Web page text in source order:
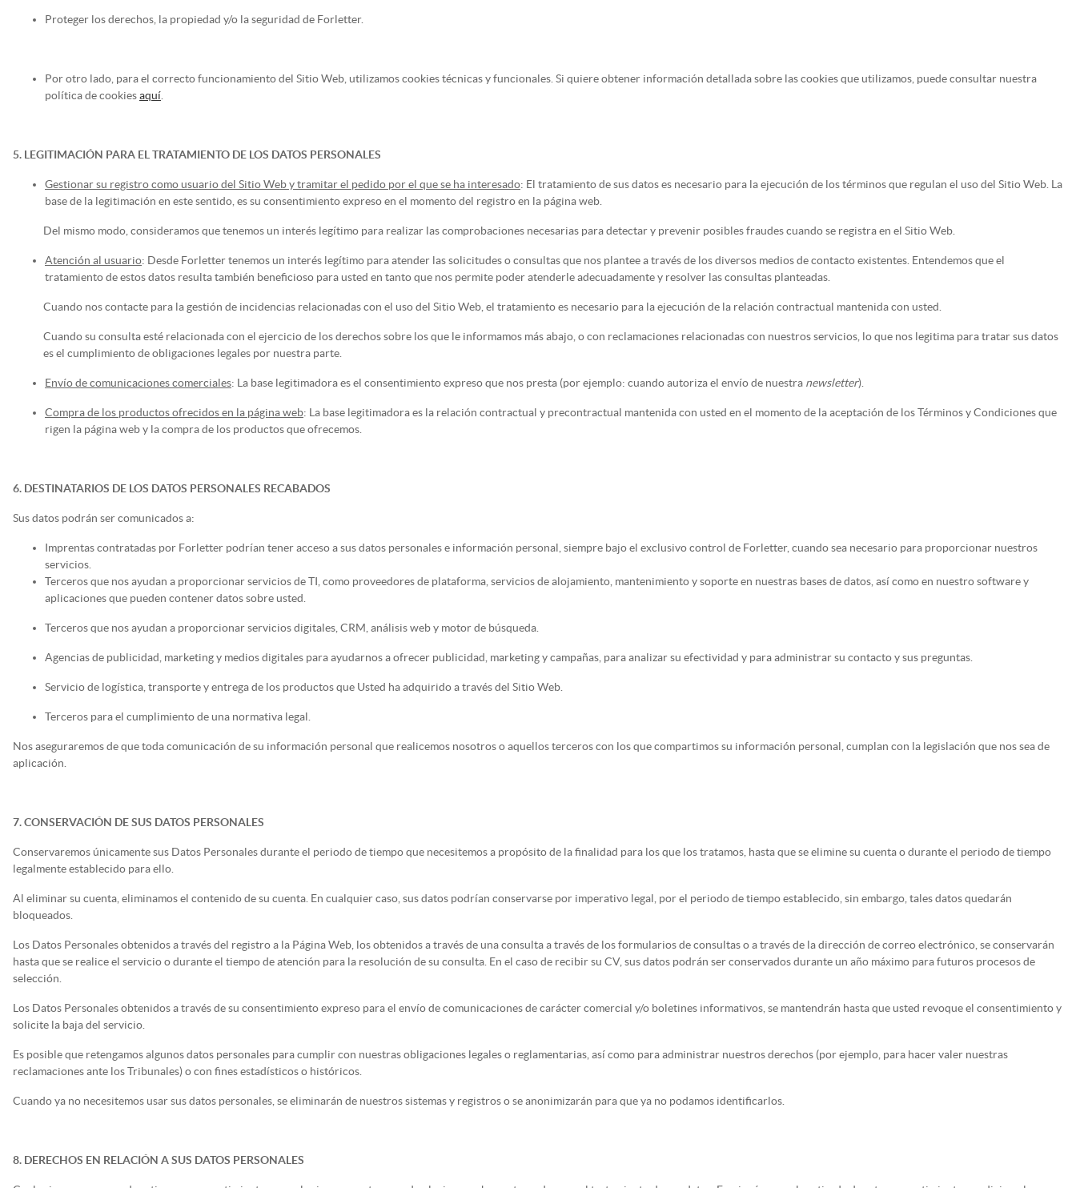
Proteger los derechos, la propiedad y/o la seguridad de Forletter.
Por otro lado, para el correcto funcionamiento del Sitio Web, utilizamos cookies técnicas y funcionales. Si quiere obtener información detallada sobre las cookies que utilizamos, puede consultar nuestra
política de cookiesaquí
5. LEGITIMACIÓN PARA EL TRATAMIENTO DE LOS DATOS PERSONALES
Gestionar su registro como usuario del Sitio Web y tramitar el pedido por el que se ha interesado: El tratamiento de sus datos es necesario para la ejecución de los términos que regulan el uso del Sitio Web. La
base de la legitimación en este sentido, es su consentimiento expreso en el momento del registro en la página web.
Del mismo modo, consideramos que tenemos un interés legítimo para realizar las comprobaciones necesarias para detectar y prevenir posibles fraudes cuando se registra en el Sitio Web.
Atención al usuario: Desde Forletter tenemos un interés legítimo para atender las solicitudes o consultas que nos plantee a través de los diversos medios de contacto existentes. Entendemos que el
tratamiento de estos datos resulta también beneficioso para usted en tanto que nos permite poder atenderle adecuadamente y resolver las consultas planteadas.
Cuando nos contacte para la gestión de incidencias relacionadas con el uso del Sitio Web, el tratamiento es necesario para la ejecución de la relación contractual mantenida con usted.
Cuando su consulta esté relacionada con el ejercicio de los derechos sobre los que le informamos más abajo, o con reclamaciones relacionadas con nuestros servicios, lo que nos legitima para tratar sus datos
es el cumplimiento de obligaciones legales por nuestra parte.
Envío de comunicaciones comerciales: La base legitimadora es el consentimiento expreso que nos presta (por ejemplo: cuando autoriza el envío de nuestra newsletter).
Compra de los productos ofrecidos en la página web: La base legitimadora es la relación contractual y precontractual mantenida con usted en el momento de la aceptación de los Términos y Condiciones que
rigen la página web y la compra de los productos que ofrecemos.
6. DESTINATARIOS DE LOS DATOS PERSONALES RECABADOS
Sus datos podrán ser comunicados a:
Imprentas contratadas por Forletter podrían tener acceso a sus datos personales e información personal, siempre bajo el exclusivo control de Forletter, cuando sea necesario para proporcionar nuestros
servicios.
Terceros que nos ayudan a proporcionar servicios de TI, como proveedores de plataforma, servicios de alojamiento, mantenimiento y soporte en nuestras bases de datos, así como en nuestro software y
aplicaciones que pueden contener datos sobre usted.
Terceros que nos ayudan a proporcionar servicios digitales, CRM, análisis web y motor de búsqueda.
Agencias de publicidad, marketing y medios digitales para ayudarnos a ofrecer publicidad, marketing y campañas, para analizar su efectividad y para administrar su contacto y sus preguntas.
Servicio de logística, transporte y entrega de los productos que Usted ha adquirido a través del Sitio Web.
Terceros para el cumplimiento de una normativa legal.
Nos aseguraremos de que toda comunicación de su información personal que realicemos nosotros o aquellos terceros con los que compartimos su información personal, cumplan con la legislación que nos sea de
aplicación.
7. CONSERVACIÓN DE SUS DATOS PERSONALES
Conservaremos únicamente sus Datos Personales durante el periodo de tiempo que necesitemos a propósito de la finalidad para los que los tratamos, hasta que se elimine su cuenta o durante el periodo de tiempo
legalmente establecido para ello.
Al eliminar su cuenta, eliminamos el contenido de su cuenta. En cualquier caso, sus datos podrían conservarse por imperativo legal, por el periodo de tiempo establecido, sin embargo, tales datos quedarán
bloqueados.
Los Datos Personales obtenidos a través del registro a la Página Web, los obtenidos a través de una consulta a través de los formularios de consultas o a través de la dirección de correo electrónico, se conservarán
hasta que se realice el servicio o durante el tiempo de atención para la resolución de su consulta. En el caso de recibir su CV, sus datos podrán ser conservados durante un año máximo para futuros procesos de
selección.
Los Datos Personales obtenidos a través de su consentimiento expreso para el envío de comunicaciones de carácter comercial y/o boletines informativos, se mantendrán hasta que usted revoque el consentimiento y
solicite la baja del servicio.
Es posible que retengamos algunos datos personales para cumplir con nuestras obligaciones legales o reglamentarias, así como para administrar nuestros derechos (por ejemplo, para hacer valer nuestras
reclamaciones ante los Tribunales) o con fines estadísticos o históricos.
Cuando ya no necesitemos usar sus datos personales, se eliminarán de nuestros sistemas y registros o se anonimizarán para que ya no podamos identificarlos.
8. DERECHOS EN RELACIÓN A SUS DATOS PERSONALES